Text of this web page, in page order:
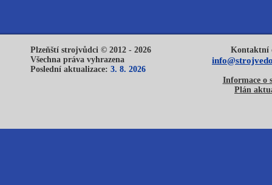
Plzeňští strojvůdci © 2012 - 2026
Všechna práva vyhrazena
Poslední aktualizace: 3. 8. 2026
Kontaktní
Informace o
Plán